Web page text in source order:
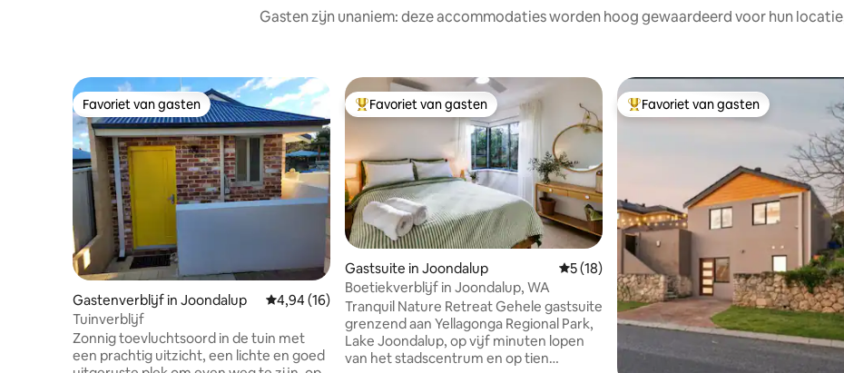
Gasten zijn unaniem: deze accommodaties worden hoog gewaardeerd voor hun
Favoriet van gasten
Favoriet van gasten
Gastenverblijf in Joondalup Gemiddelde beoordeling van 4,94 op 5, 16 recensies
4,94 (16)
Tuinverblijf
Zonnig toevluchtsoord in de tuin met
een prachtig uitzicht, een lichte en goed
Topfavoriet van gasten
Favoriet van gasten
Gastsuite in Joondalup Gemiddelde beoordeling van 5 op 5, 18
5 (18)
Boetiekverblijf in Joondalup, WA
Tranquil Nature Retreat Gehele gastsuite
grenzend aan Yellagonga Regional Park,
Lake Joondalup, op vijf minuten lopen
van het stadscentrum en op tien
Topfavoriet van gasten
Favoriet van gasten